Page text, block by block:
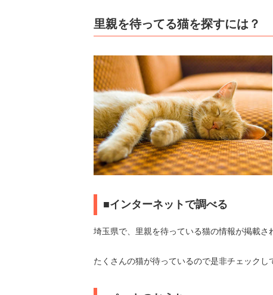
里親を待ってる猫を探すには？
■インターネットで調べる
埼玉県で、里親を待っている猫の情報が掲載さ
たくさんの猫が待っているので是非チェックし